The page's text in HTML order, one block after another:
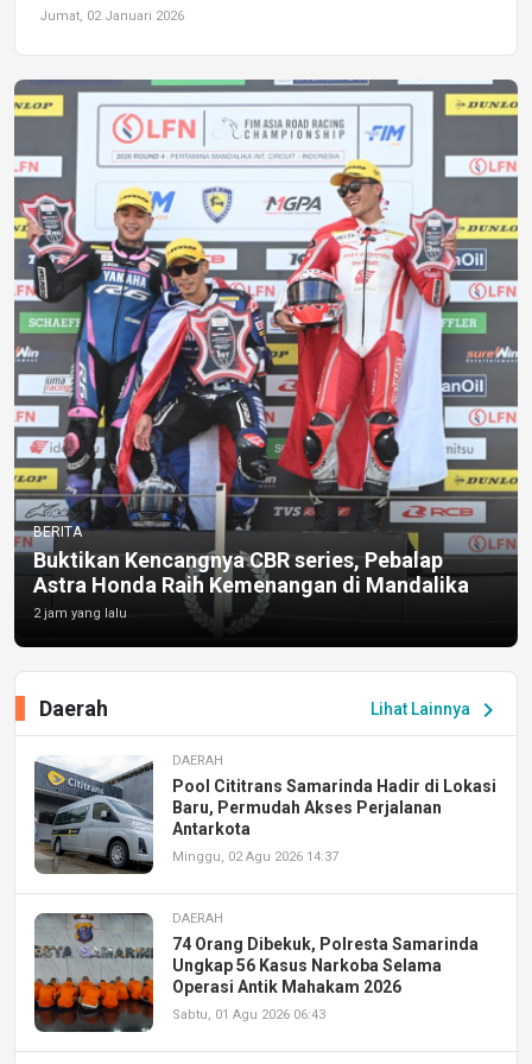
Jumat, 02 Januari 2026
BERITA
Buktikan Kencangnya CBR series, Pebalap
Astra Honda Raih Kemenangan di Mandalika
2 jam yang lalu
Lihat Lainnya chevron_right
Daerah
DAERAH
Pool Cititrans Samarinda Hadir di Lokasi
Baru, Permudah Akses Perjalanan
Antarkota
Minggu, 02 Agu 2026 14:37
DAERAH
74 Orang Dibekuk, Polresta Samarinda
Ungkap 56 Kasus Narkoba Selama
Operasi Antik Mahakam 2026
Sabtu, 01 Agu 2026 06:43